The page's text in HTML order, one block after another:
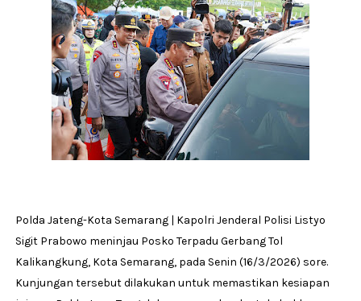
Polda Jateng-Kota Semarang | Kapolri Jenderal Polisi Listyo
Sigit Prabowo meninjau Posko Terpadu Gerbang Tol
Kalikangkung, Kota Semarang, pada Senin (16/3/2026) sore.
Kunjungan tersebut dilakukan untuk memastikan kesiapan